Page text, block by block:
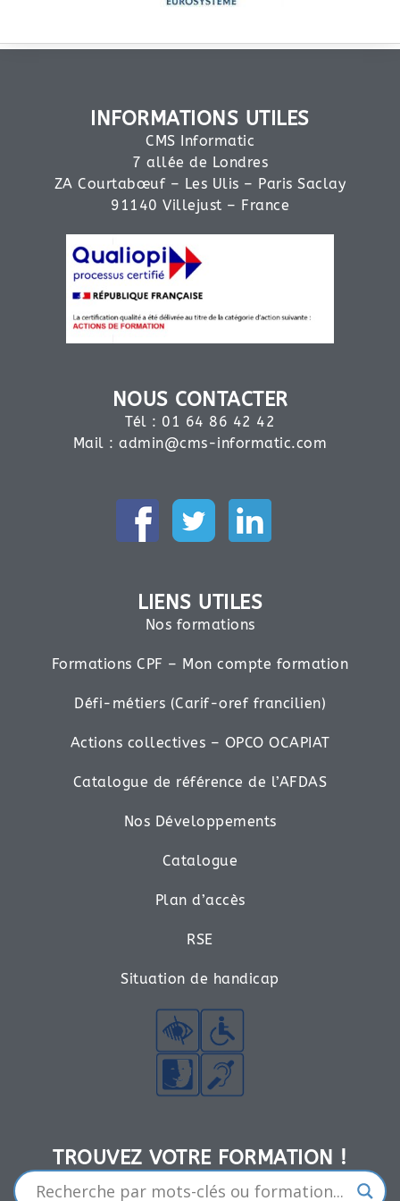
INFORMATIONS UTILES
CMS Informatic
7 allée de Londres
ZA Courtabœuf – Les Ulis – Paris Saclay
91140 Villejust – France
NOUS CONTACTER
Tél : 01 64 86 42 42
Mail :admin@cms-informatic.com
LIENS UTILES
Nos formations
Formations CPF – Mon compte formation
Défi-métiers (Carif-oref francilien)
Actions collectives – OPCO OCAPIAT
Catalogue de référence de l’AFDAS
Nos Développements
Catalogue
Plan d’accès
RSE
Situation de handicap
TROUVEZ VOTRE FORMATION !​